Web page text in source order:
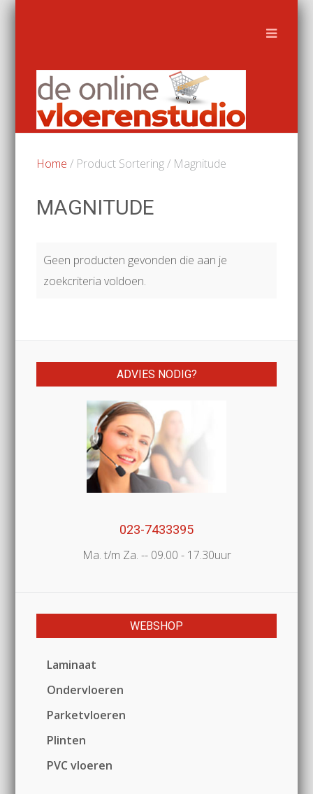
Home / Product Sortering / Magnitude
MAGNITUDE
Geen producten gevonden die aan je
zoekcriteria voldoen.
ADVIES NODIG?
023-7433395
Ma. t/m Za. -- 09.00 - 17.30uur
WEBSHOP
Laminaat
Ondervloeren
Parketvloeren
Plinten
PVC vloeren